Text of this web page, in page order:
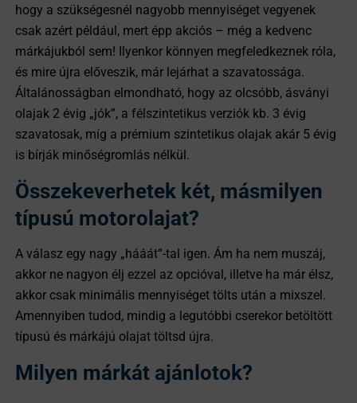
hogy a szükségesnél nagyobb mennyiséget vegyenek
csak azért például, mert épp akciós – még a kedvenc
márkájukból sem! Ilyenkor könnyen megfeledkeznek róla,
és mire újra előveszik, már lejárhat a szavatossága.
Általánosságban elmondható, hogy az olcsóbb, ásványi
olajak 2 évig „jók”, a félszintetikus verziók kb. 3 évig
szavatosak, míg a prémium szintetikus olajak akár 5 évig
is bírják minőségromlás nélkül.
Összekeverhetek két, másmilyen
típusú motorolajat?
A válasz egy nagy „hááát”-tal igen. Ám ha nem muszáj,
akkor ne nagyon élj ezzel az opcióval, illetve ha már élsz,
akkor csak minimális mennyiséget tölts után a mixszel.
Amennyiben tudod, mindig a legutóbbi cserekor betöltött
típusú és márkájú olajat töltsd újra.
Milyen márkát ajánlotok?